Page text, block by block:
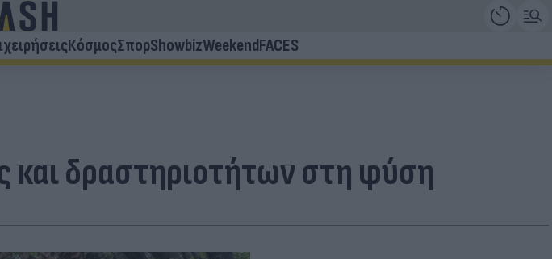
ΚόσμοςΣπορShowbizWeekendFACES
και δραστηριοτήτων στη φύση